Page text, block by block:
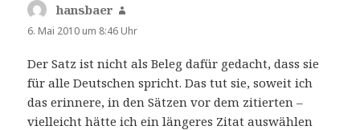
hansbaer
6. Mai 2010 um 8:46 Uhr
Der Satz ist nicht als Beleg dafür gedacht, dass sie
für alle Deutschen spricht. Das tut sie, soweit ich
das erinnere, in den Sätzen vor dem zitierten –
vielleicht hätte ich ein längeres Zitat auswählen